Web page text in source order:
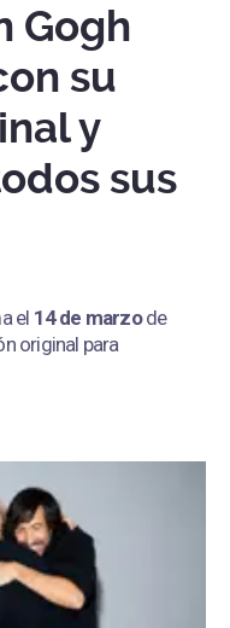
Gogh
su
y
sus
el 14 de marzode
original para